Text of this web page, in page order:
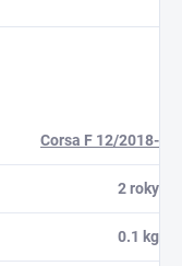
Corsa F 12/2018-
2 roky
0.1 kg